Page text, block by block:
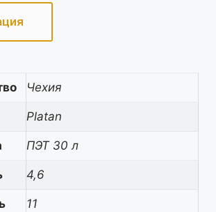
Чехия
Platan
ПЭТ 30 л
4,6
11